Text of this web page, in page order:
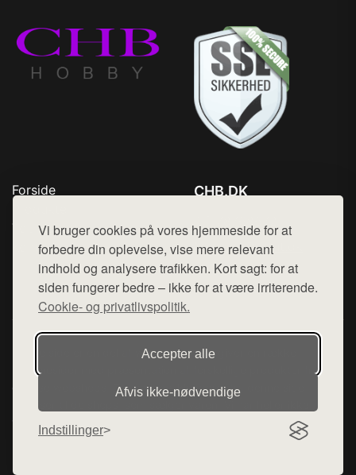
Vi bruger cookies på vores hjemmeside for at
forbedre din oplevelse, vise mere relevant
indhold og analysere trafikken. Kort sagt: for at
siden fungerer bedre – ikke for at være irriterende.
Cookie- og privatlivspolitik.
Accepter alle
Afvis ikke‑nødvendige
Indstillinger
Forside
Top Rabatter
Kontakt
CHB.DK
Mail: hej@want.dk
Cookie- og privatlivspolitik
Denne side er en del af want.dk, der udgiver en række
hjemmesider med præsentation af forskellige produkter fra
diverse webshops. Der sælges ikke varer fra denne side - vi
henviser til de shops, som sælger varen. Vi har heller ikke
varerne på lager.